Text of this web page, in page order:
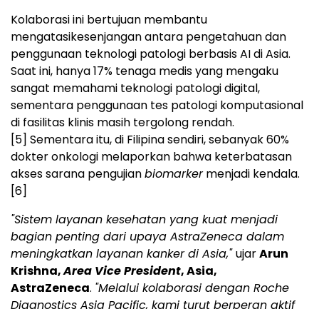
Kolaborasi ini bertujuan membantu
mengatasikesenjangan antara pengetahuan dan
penggunaan teknologi patologi berbasis AI di Asia.
Saat ini, hanya 17% tenaga medis yang mengaku
sangat memahami teknologi patologi digital,
sementara penggunaan tes patologi komputasional
di fasilitas klinis masih tergolong rendah.
[5] Sementara itu, di Filipina sendiri, sebanyak 60%
dokter onkologi melaporkan bahwa keterbatasan
akses sarana pengujianbiomarkermenjadi kendala.
[6]
"Sistem layanan kesehatan yang kuat menjadi
bagian penting dari upaya AstraZeneca dalam
meningkatkan layanan kanker di Asia,"ujarArun
Krishna,Area Vice President, Asia,
AstraZeneca. "Melalui kolaborasi dengan Roche
Diagnostics Asia Pacific, kami turut berperan aktif